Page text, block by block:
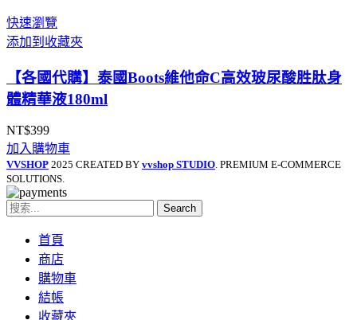
快速瀏覽
添加到收藏夾
【各國代購】泰國Boots維他命C高效玻尿酸胜肽身
體精華液180ml
NT$399
加入購物車
VVSHOP 2025 CREATED BY vvshop STUDIO . PREMIUM E-COMMERCE
SOLUTIONS.
Search
首頁
商店
購物車
結帳
收藏夾